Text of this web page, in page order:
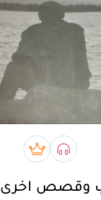
تسجيل الدخول
مستخدم جديد
صوتي bookبريميوم book
وقصص اخرى